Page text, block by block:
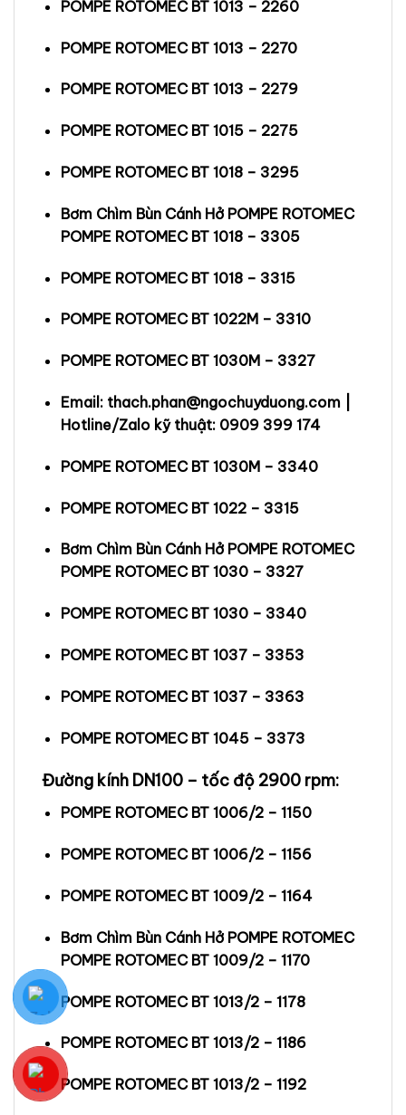
POMPE ROTOMEC BT 1013 – 2260
POMPE ROTOMEC BT 1013 – 2270
POMPE ROTOMEC BT 1013 – 2279
POMPE ROTOMEC BT 1015 – 2275
POMPE ROTOMEC BT 1018 – 3295
Bơm Chìm Bùn Cánh Hở POMPE ROTOMEC
POMPE ROTOMEC BT 1018 – 3305
POMPE ROTOMEC BT 1018 – 3315
POMPE ROTOMEC BT 1022M – 3310
POMPE ROTOMEC BT 1030M – 3327
Email: thach.phan@ngochuyduong.com |
Hotline/Zalo kỹ thuật: 0909 399 174
POMPE ROTOMEC BT 1030M – 3340
POMPE ROTOMEC BT 1022 – 3315
Bơm Chìm Bùn Cánh Hở POMPE ROTOMEC
POMPE ROTOMEC BT 1030 – 3327
POMPE ROTOMEC BT 1030 – 3340
POMPE ROTOMEC BT 1037 – 3353
POMPE ROTOMEC BT 1037 – 3363
POMPE ROTOMEC BT 1045 – 3373
Đường kính DN100 – tốc độ 2900 rpm:
POMPE ROTOMEC BT 1006/2 – 1150
POMPE ROTOMEC BT 1006/2 – 1156
POMPE ROTOMEC BT 1009/2 – 1164
Bơm Chìm Bùn Cánh Hở POMPE ROTOMEC
POMPE ROTOMEC BT 1009/2 – 1170
POMPE ROTOMEC BT 1013/2 – 1178
POMPE ROTOMEC BT 1013/2 – 1186
POMPE ROTOMEC BT 1013/2 – 1192